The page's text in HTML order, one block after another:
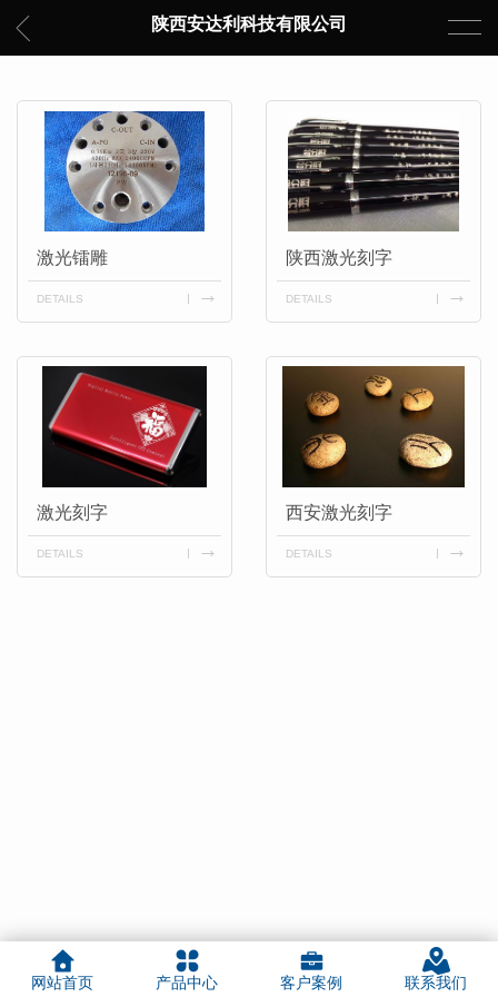
陕西安达利科技有限公司
激光镭雕
DETAILS
陕西激光刻字
DETAILS
激光刻字
DETAILS
西安激光刻字
DETAILS
网站首页 产品中心 客户案例 联系我们